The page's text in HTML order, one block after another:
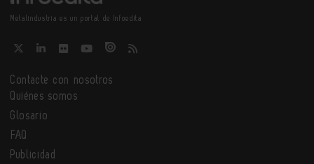
Metalindustria es un portal de Infoedita
Contacte con nosotros
Quiénes somos
Glosario
FAQ
Publicidad